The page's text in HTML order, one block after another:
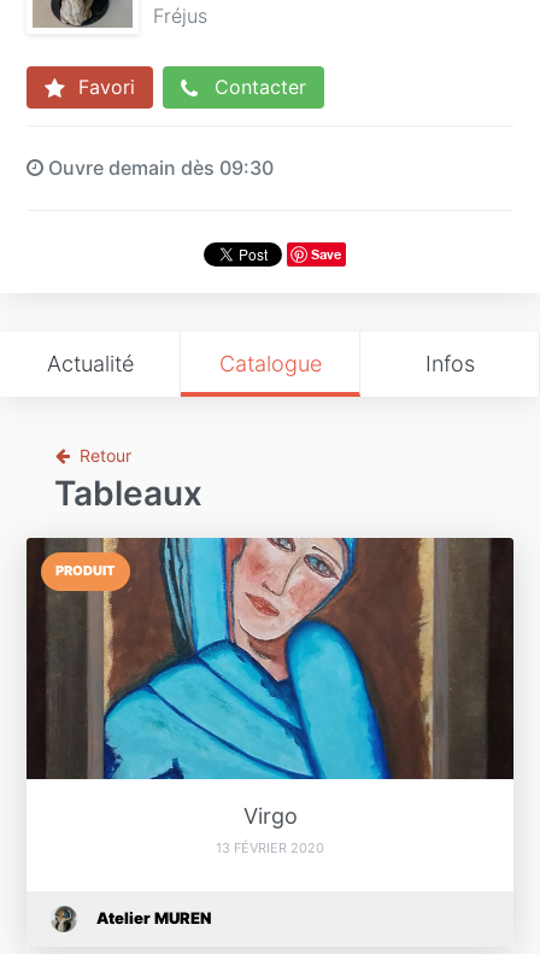
Fréjus
Favori Contacter
Ouvre demain dès 09:30
Save
Actualité Catalogue Infos
Retour
Tableaux
PRODUIT
Virgo
13 FÉVRIER 2020
Atelier MUREN